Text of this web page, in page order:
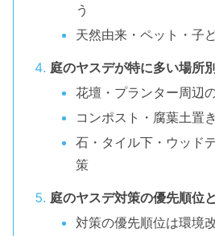
う
天然由来・ペット・子
庭のヤスデが特に多い場所
花壇・プランター周辺
コンポスト・腐葉土置
石・タイル下・ウッド
策
庭のヤスデ対策の優先順位
対策の優先順位は環境